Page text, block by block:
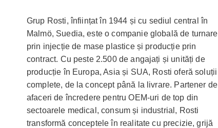
Grup Rosti, înființat în 1944 și cu sediul central în
Malmö, Suedia, este o companie globală de turnare
prin injecție de mase plastice și producție prin
contract. Cu peste 2.500 de angajați și unități de
producție în Europa, Asia și SUA, Rosti oferă soluții
complete, de la concept până la livrare. Partener de
afaceri de încredere pentru OEM-uri de top din
sectoarele medical, consum și industrial, Rosti
transformă conceptele în realitate cu precizie, grijă